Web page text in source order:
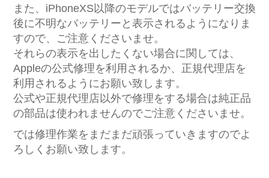
また、iPhoneXS以降のモデルではバッテリー交換
後に不明なバッテリーと表示されるようになりま
すので、ご注意くださいませ。
それらの表示を出したくない場合に関しては、
Appleの公式修理を利用されるか、正規代理店を
利用されるようにお願い致します。
公式や正規代理店以外で修理をする場合は純正品
の部品は使われませんのでご注意くださいませ。
では修理作業をまだまだ頑張っていきますのでよ
ろしくお願い致します。